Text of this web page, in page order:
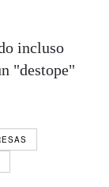
incluso
"destope"